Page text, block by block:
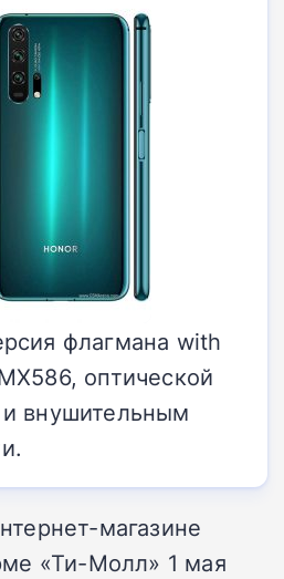
флагмана with
оптической
внушительным
магазине
«Ти-Молл» 1 мая